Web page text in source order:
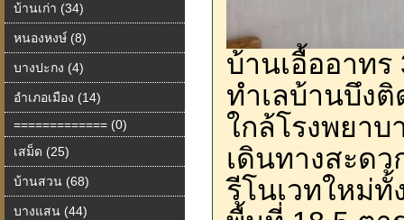
บ้านเก่า (34)
หนองหงษ์ (8)
บางปะกง (4)
อำเภอเมือง (14)
============= (0)
เสม็ด (25)
บ้านสวน (68)
บางแสน (44)
บ้านเอื้ออาทร
ทำเลบ้านบึง
ใกล้โรงพยาบ
เดินทางสะดว
รีโนเวทใหม่ทั้